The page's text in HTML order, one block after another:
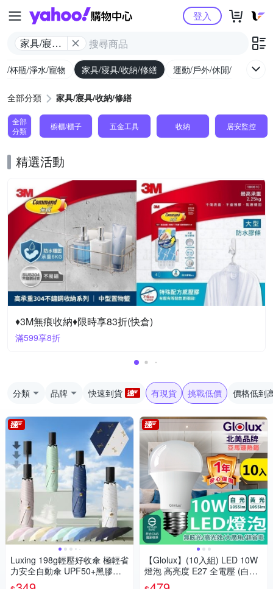
Yahoo購物中心
家具/寢具/
登入
/杯瓶/淨水/寵物 家具/寢具/收納/修繕 運動/戶外/休閒/健身
全部分類 家具/寢具/收納/修繕
全部
分類
櫥櫃/櫃子 五金工具 收納 居安監控
精選活動
♦3M無痕收納♦限時享83折(快倉)
滿599享8折
分類 品牌 快速到貨 有現貨 挑戰低價 價格低到
Luxing 198g輕壓好收傘 極輕省
力安全自動傘 UPF50+黑膠防
曬陽傘 折疊傘晴雨傘口袋傘 迷
【Glolux】(10入組) LED 10W
燈泡 高亮度 E27 全電壓 (白光/
黃光任選)